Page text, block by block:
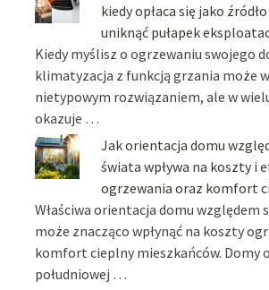
kiedy opłaca się jako
uniknąć pułapek
Kiedy myślisz o ogrzewaniu swojego
klimatyzacja z funkcją grzania może
nietypowym rozwiązaniem, ale w
okazuje …
Jak orientacja domu
świata wpływa na koszty i
ogrzewania oraz komfort
Właściwa orientacja domu względem
może znacząco wpłynąć na koszty
komfort cieplny mieszkańców. Domy
południowej …